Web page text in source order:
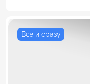
Всё и сразу